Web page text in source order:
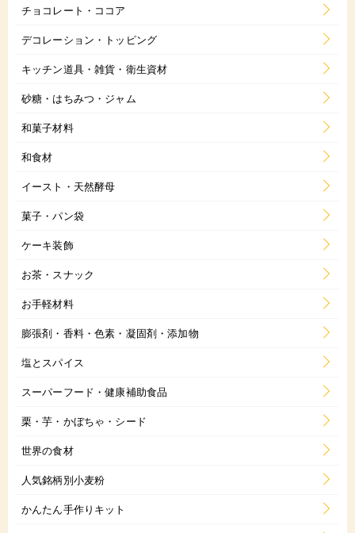
チョコレート・ココア
デコレーション・トッピング
キッチン道具・雑貨・衛生資材
砂糖・はちみつ・ジャム
和菓子材料
和食材
イースト・天然酵母
菓子・パン袋
ケーキ装飾
お茶・スナック
お手軽材料
膨張剤・香料・色素・凝固剤・添加物
塩とスパイス
スーパーフード・健康補助食品
栗・芋・かぼちゃ・シード
世界の食材
人気銘柄別小麦粉
かんたん手作りキット